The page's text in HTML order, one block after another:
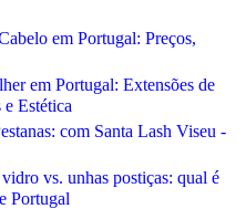
em Portugal: Preços,
em Portugal: Extensões de
Estética
com Santa Lash Viseu -
vs. unhas postiças: qual é
Portugal